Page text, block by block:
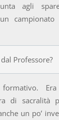
agli
Professore?
di sacralità
un po’